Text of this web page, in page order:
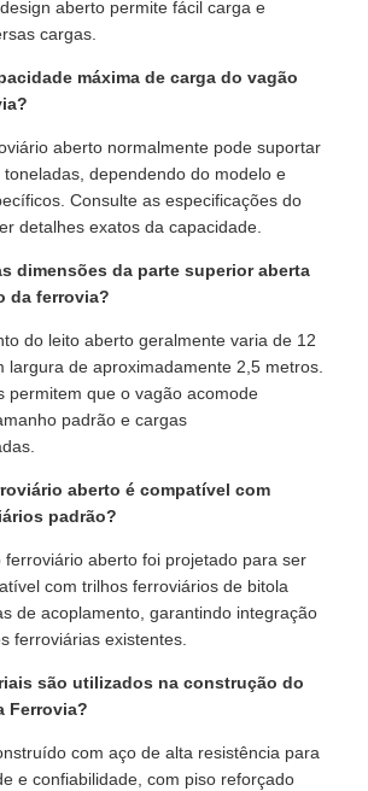
aberto permite fácil carga e
cargas.
máxima de carga do vagão
aberto normalmente pode suportar
dependendo do modelo e
Consulte as especificações do
detalhes exatos da capacidade.
dimensões da parte superior aberta
da ferrovia?
do leito aberto geralmente varia de 12
largura de aproximadamente 2,5 metros.
permitem que o vagão acomode
padrão e cargas
aberto é compatível com
padrão?
ferroviário aberto foi projetado para ser
com trilhos ferroviários de bitola
de acoplamento, garantindo integração
ferroviárias existentes.
são utilizados na construção do
Ferrovia?
com aço de alta resistência para
e confiabilidade, com piso reforçado